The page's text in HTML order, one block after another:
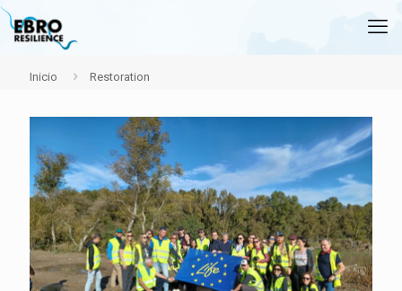
Inicio Restoration